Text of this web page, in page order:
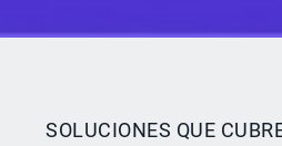
SOLUCIONES QUE